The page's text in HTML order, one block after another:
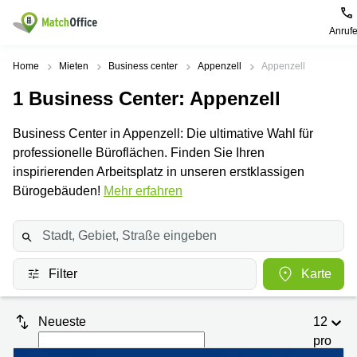
Mieten / Vermieten
Produktseiten
Büro
Business
Center
Virtuelle
Besprechungsräume
Beliebte
Coworking
Zürich
Coworking
Coworking
Basel
Coworking
Luzern
Coworking
Lugano
Beliebte
Leutschenbachstrasse
95 Zürich
Bahnhofplatz
Bahnhofstrasse
10 Zürich
Bahnhofstrasse
100 Zürich
Europaallee
41 Zürich
Hilfe
Über uns
Büro vermieten
Preis
Anmelden
Sprache wählen
French
Home Mieten Business center Appenzell Appenzell
1 Business Center: Appenzell
Business Center in Appenzell: Die ultimative Wahl für
professionelle Büroflächen. Finden Sie Ihren
inspirierenden Arbeitsplatz in unseren erstklassigen
Bürogebäuden! Mehr erfahren
Filter Karte
Neueste
12
pro